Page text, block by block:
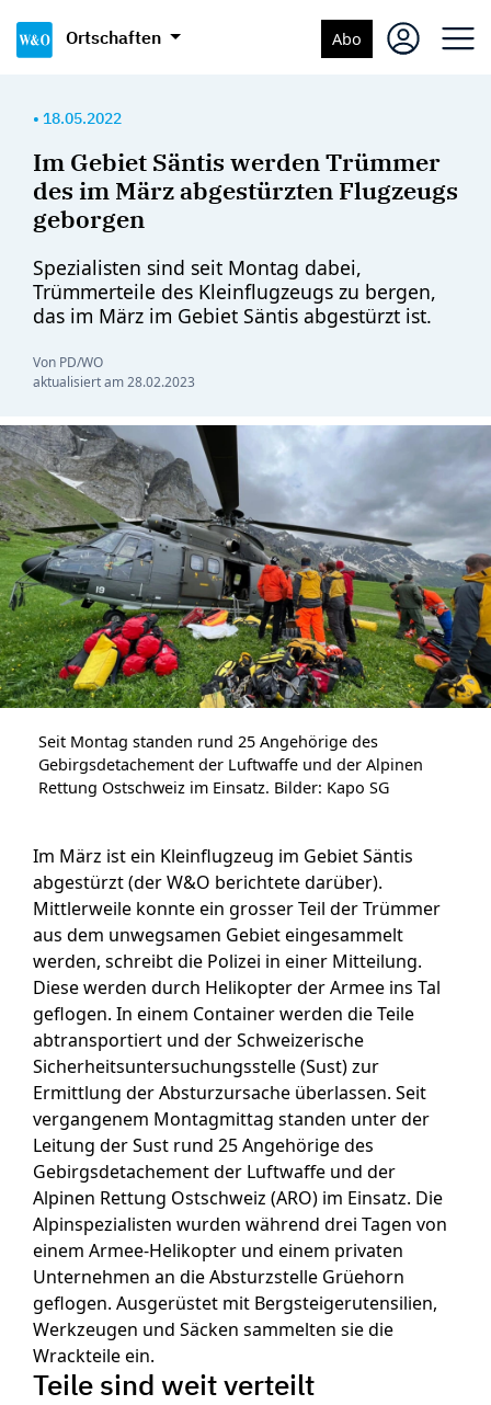
Ortschaften Abo
• 18.05.2022
Im Gebiet Säntis werden Trümmer
des im März abgestürzten Flugzeugs
geborgen
Spezialisten sind seit Montag dabei,
Trümmerteile des Kleinflugzeugs zu bergen,
das im März im Gebiet Säntis abgestürzt ist.
Von PD/WO
aktualisiert am28.02.2023
Seit Montag standen rund 25 Angehörige des
Gebirgsdetachement der Luftwaffe und der Alpinen
Rettung Ostschweiz im Einsatz. Bilder: Kapo SG
Im März ist ein Kleinflugzeug im Gebiet Säntis
abgestürzt(der W&O berichtete darüber).
Mittlerweile konnte ein grosser Teil der Trümmer
aus dem unwegsamen Gebiet eingesammelt
werden, schreibt die Polizei in einer Mitteilung.
Diese werden durch Helikopter der Armee ins Tal
geflogen. In einem Container werden die Teile
abtransportiert und der Schweizerische
Sicherheitsuntersuchungsstelle (Sust) zur
Ermittlung der Absturzursache überlassen. Seit
vergangenem Montagmittag standen unter der
Leitung der Sust rund 25 Angehörige des
Gebirgsdetachement der Luftwaffe und der
Alpinen Rettung Ostschweiz (ARO) im Einsatz. Die
Alpinspezialisten wurden während drei Tagen von
einem Armee-Helikopter und einem privaten
Unternehmen an die Absturzstelle Grüehorn
geflogen. Ausgerüstet mit Bergsteigerutensilien,
Werkzeugen und Säcken sammelten sie die
Wrackteile ein.
Teile sind weit verteilt